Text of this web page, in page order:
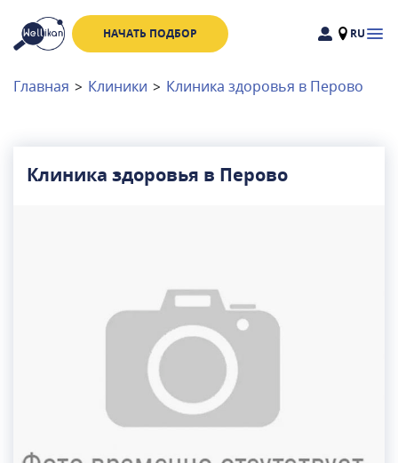
НАЧАТЬ ПОДБОР RU
Доктора
Клиники
Главная > Клиники > Клиника здоровья в Перово
Клиника здоровья в Перово